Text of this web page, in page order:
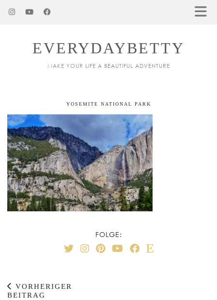
EVERYDAYBETTY
MAKE YOUR LIFE A BEAUTIFUL ADVENTURE
YOSEMITE NATIONAL PARK
FOLGE:
VORHERIGER
BEITRAG